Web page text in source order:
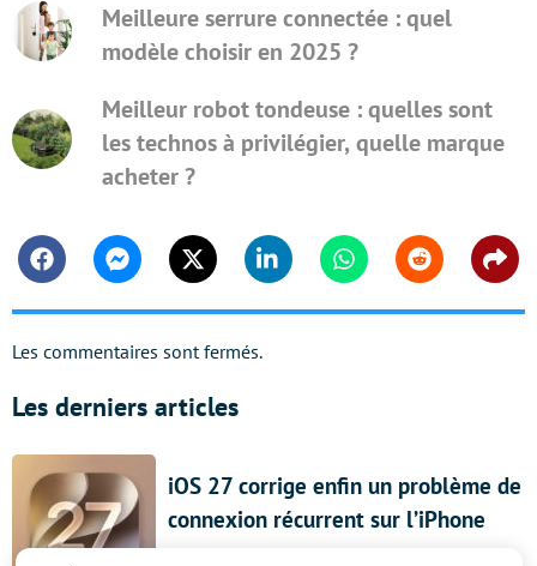
Meilleure serrure connectée : quel
modèle choisir en 2025 ?
Meilleur robot tondeuse : quelles sont
les technos à privilégier, quelle marque
acheter ?
FacebookMessengerTwitter Linkedin WhatsappReddit
Les commentaires sont fermés.
Les derniers articles
iOS 27 corrige enfin un problème de
connexion récurrent sur l’iPhone